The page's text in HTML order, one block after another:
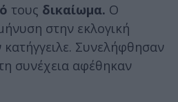
τους δικαίωμα. O
στην εκλογική
Συνελήφθησαν
συνέχεια αφέθηκαν